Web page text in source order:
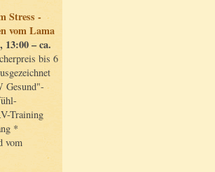
Stress -
vom Lama
13:00 – ca.
bis 6
Gesund"-
Training
*
vom